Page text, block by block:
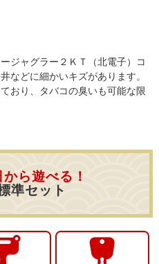
ジャグラー２ＫＴ（北電子）コ
などに細かいキズがあります。
おり、タバコの臭いも可能な限
ら遊べる！
準セット